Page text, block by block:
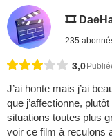
🎞️
235
3,0
J’ai honte mais j’ai
que j’affectionne,
situations toutes plus
voir ce film à reculons